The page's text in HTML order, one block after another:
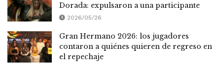
Dorada: expulsaron a una participante
2026/05/26
Gran Hermano 2026: los jugadores
contaron a quiénes quieren de regreso en
el repechaje